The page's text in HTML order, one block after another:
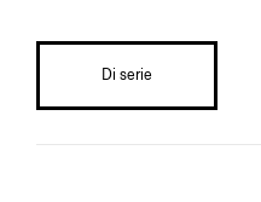
Di serie